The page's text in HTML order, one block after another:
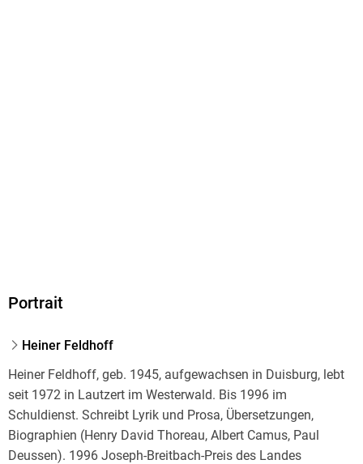
Portrait
Heiner Feldhoff
Heiner Feldhoff, geb. 1945, aufgewachsen in Duisburg, lebt
seit 1972 in Lautzert im Westerwald. Bis 1996 im
Schuldienst. Schreibt Lyrik und Prosa, Übersetzungen,
Biographien (Henry David Thoreau, Albert Camus, Paul
Deussen). 1996 Joseph-Breitbach-Preis des Landes